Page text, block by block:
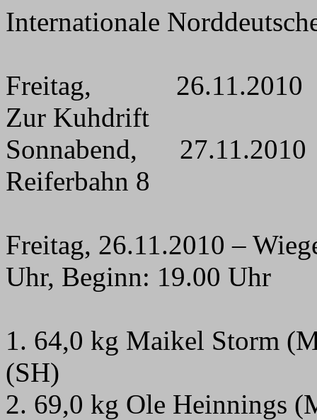
Internationale
Freitag,
26.11.2010
Zur Kuhdrift
Sonnabend,
27.11.2010
Reiferbahn 8
Freitag, 26.11.2010 –
Uhr, Beginn: 19.00 Uhr
1. 64,0 kg Maikel Storm
(SH)
2. 69,0 kg Ole Heinnings